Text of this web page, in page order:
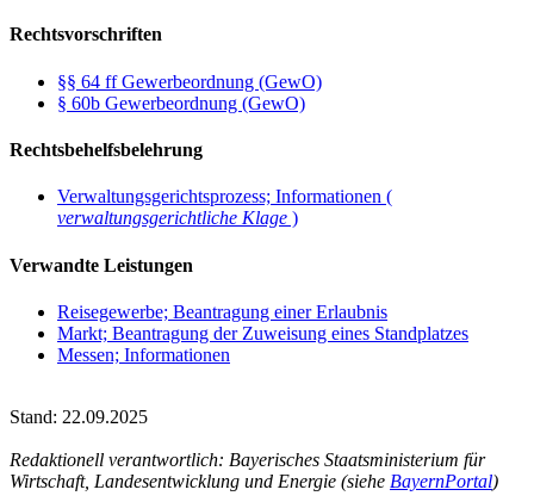
Rechtsvorschriften
§§ 64 ff Gewerbeordnung (GewO)
§ 60b Gewerbeordnung (GewO)
Rechtsbehelfsbelehrung
Verwaltungsgerichtsprozess; Informationen (
verwaltungsgerichtliche Klage )
Verwandte Leistungen
Reisegewerbe; Beantragung einer Erlaubnis
Markt; Beantragung der Zuweisung eines Standplatzes
Messen; Informationen
Stand: 22.09.2025
Redaktionell verantwortlich: Bayerisches Staatsministerium für
Wirtschaft, Landesentwicklung und Energie (siehe BayernPortal)